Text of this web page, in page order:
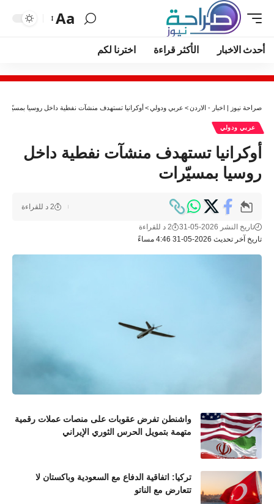
Aa
أحدث الاخبار الأكثر قراءة اخترنا لكم
صراحة نيوز | اخبار - الاردن> عربي ودولي>أوكرانيا تستهدف منشآت نفطية داخل روسيا بمسيّرات
عربي ودولي
أوكرانيا تستهدف منشآت نفطية داخل
روسيا بمسيّرات
تاريخ آخر تحديث 2026-05-31 4:46 مساءً
تاريخ النشر 2026-05-31 2 د للقراءة
2 د للقراءة
واشنطن تفرض عقوبات على منصات عملات رقمية
متهمة بتمويل الحرس الثوري الإيراني
تركيا: اتفاقية الدفاع مع السعودية وباكستان لا
تتعارض مع الناتو